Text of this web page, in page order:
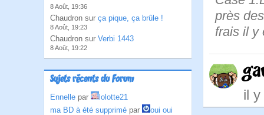
8 Août, 19:36
Chaudron sur ça pique, ça brûle !
8 Août, 19:23
Chaudron sur Verbi 1443
8 Août, 19:22
Sujets récents du Forum
Ennelle par
lolotte21
ma BD à été supprimé par
oui oui
près
frais il y
il